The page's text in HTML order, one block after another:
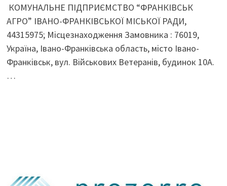
КОМУНАЛЬНЕ ПІДПРИЄМСТВО “ФРАНКІВСЬК
АГРО” ІВАНО-ФРАНКІВСЬКОЇ МІСЬКОЇ РАДИ,
44315975; Місцезнаходження Замовника : 76019,
Україна, Івано-Франківська область, місто Івано-
Франківськ, вул. Військових Ветеранів, будинок 10А.
…